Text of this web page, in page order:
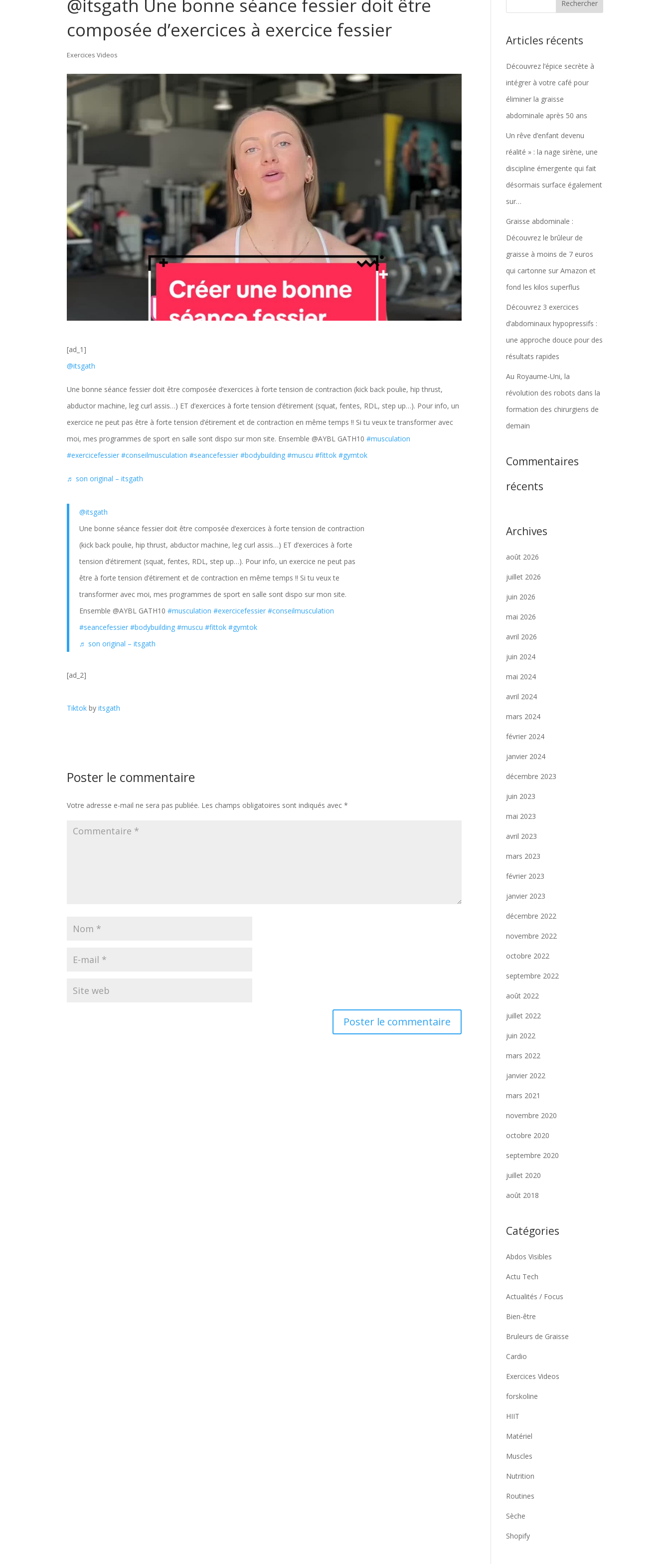
@itsgath Une bonne séance fessier doit être
composée d’exercices à exercice fessier
Exercices Videos
[ad_1]
@itsgath
Une bonne séance fessier doit être composée d’exercices à forte tension de contraction (kick back poulie, hip thrust,
abductor machine, leg curl assis…) ET d’exercices à forte tension d’étirement (squat, fentes, RDL, step up…). Pour info, un
exercice ne peut pas être à forte tension d’étirement et de contraction en même temps !! Si tu veux te transformer avec
moi, mes programmes de sport en salle sont dispo sur mon site. Ensemble @AYBL GATH10#musculation
#exercicefessier #conseilmusculation #seancefessier #bodybuilding #muscu #fittok #gymtok
♬ son original – itsgath
@itsgath
Une bonne séance fessier doit être composée d’exercices à forte tension de contraction
(kick back poulie, hip thrust, abductor machine, leg curl assis…) ET d’exercices à forte
tension d’étirement (squat, fentes, RDL, step up…). Pour info, un exercice ne peut pas
être à forte tension d’étirement et de contraction en même temps !! Si tu veux te
transformer avec moi, mes programmes de sport en salle sont dispo sur mon site.
Ensemble @AYBL GATH10#musculation #exercicefessier #conseilmusculation
#seancefessier #bodybuilding #muscu #fittok #gymtok
♬ son original – itsgath
[ad_2]
Tiktokbyitsgath
Poster le commentaire
Votre adresse e-mail ne sera pas publiée. Les champs obligatoires sont indiqués avec*
Articles récents
Découvrez l’épice secrète à
intégrer à votre café pour
éliminer la graisse
abdominale après 50 ans
Un rêve d’enfant devenu
réalité » : la nage sirène, une
discipline émergente qui fait
désormais surface également
sur…
Graisse abdominale :
Découvrez le brûleur de
graisse à moins de 7 euros
qui cartonne sur Amazon et
fond les kilos superflus
Découvrez 3 exercices
d’abdominaux hypopressifs :
une approche douce pour des
résultats rapides
Au Royaume-Uni, la
révolution des robots dans la
formation des chirurgiens de
demain
Commentaires
récents
Archives
août 2026
juillet 2026
juin 2026
mai 2026
avril 2026
juin 2024
mai 2024
avril 2024
mars 2024
février 2024
janvier 2024
décembre 2023
juin 2023
mai 2023
avril 2023
mars 2023
février 2023
janvier 2023
décembre 2022
novembre 2022
octobre 2022
septembre 2022
août 2022
juillet 2022
juin 2022
mars 2022
janvier 2022
mars 2021
novembre 2020
octobre 2020
septembre 2020
juillet 2020
août 2018
Catégories
Abdos Visibles
Actu Tech
Actualités / Focus
Bien-être
Bruleurs de Graisse
Cardio
Exercices Videos
forskoline
HIIT
Matériel
Muscles
Nutrition
Routines
Sèche
Shopify